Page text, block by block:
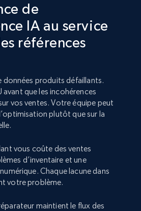
de
IA au service
références
données produits défaillants.
avant que les incohérences
vos ventes. Votre équipe peut
plutôt que sur la
vous coûte des ventes
d’inventaire et une
Chaque lacune dans
votre problème.
maintient le flux des